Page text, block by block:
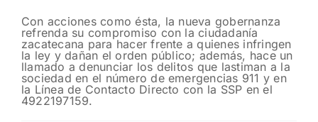
Con acciones como ésta, la nueva gobernanza
refrenda su compromiso con la ciudadanía
zacatecana para hacer frente a quienes infringen
la ley y dañan el orden público; además, hace un
llamado a denunciar los delitos que lastiman a la
sociedad en el número de emergencias 911 y en
la Línea de Contacto Directo con la SSP en el
4922197159.